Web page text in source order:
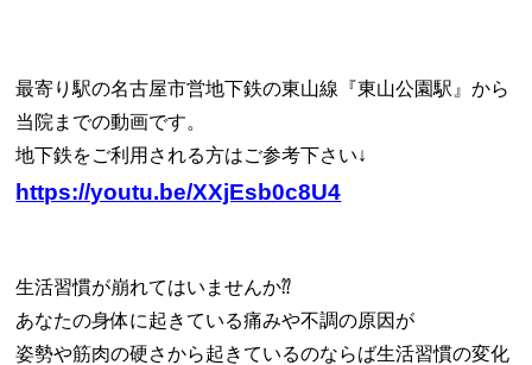
最寄り駅の名古屋市営地下鉄の東山線『東山公園駅』から
当院までの動画です。
地下鉄をご利用される方はご参考下さい↓
https://youtu.be/XXjEsb0c8U4
生活習慣が崩れてはいませんか⁇
あなたの身体に起きている痛みや不調の原因が
姿勢や筋肉の硬さから起きているのならば生活習慣の変化